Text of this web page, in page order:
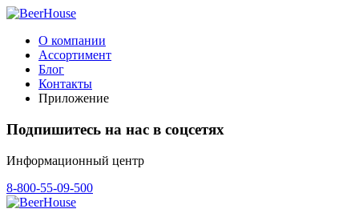
О компании
Ассортимент
Блог
Контакты
Приложение
Подпишитесь на нас в соцсетях
Информационный центр
8-800-55-09-500